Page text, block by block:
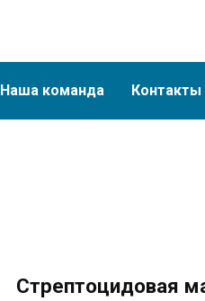
Наша команда Контакты
Стрептоцидовая